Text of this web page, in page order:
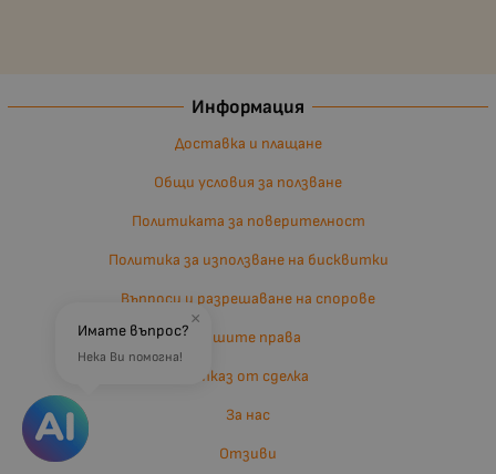
Информация
Доставка и плащане
Общи условия за ползване
Политиката за поверителност
Политика за използване на бисквитки
Въпроси и разрешаване на спорове
Вашите права
Отказ от сделка
За нас
Отзиви
×
Имате въпрос?
Нека Ви помогна!